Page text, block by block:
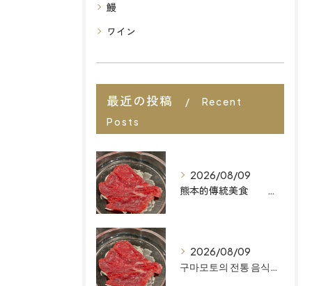
鰻
ワイン
最近の投稿
Recent
Posts
2026/08/09
熊本的傳統美食 想找福岡最棒的餐廳嗎？來「MAIZURU KITCHEN」品嚐道地且無添加的「Omakase」料理吧
2026/08/09
구마모토의 전통 음식 후쿠오카 최고의 레스토랑을 찾고 계신가요? ‘마이즈루 키친’에서 정통의 무첨가 오마카세를 만나보세요.